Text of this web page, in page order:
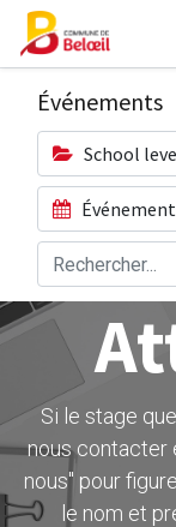
Événements
School
Si le stage
nous contacter
nous" pour
le nom et